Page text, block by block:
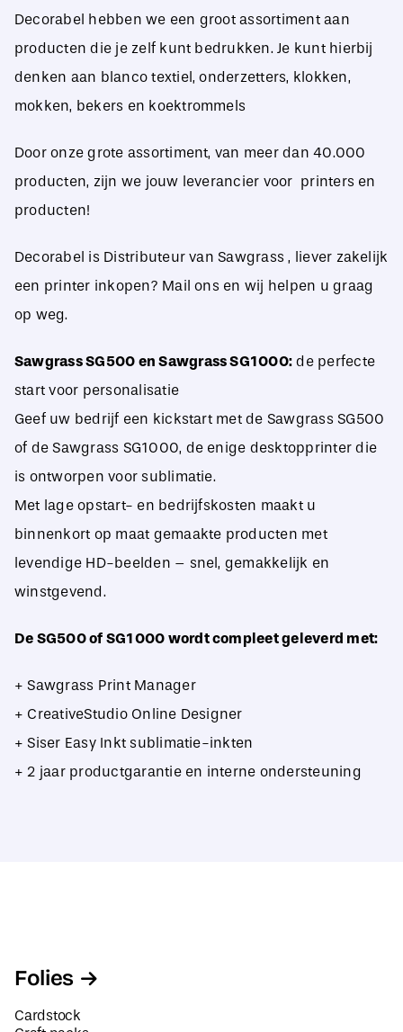
Decorabel hebben we een groot assortiment aan
producten die je zelf kunt bedrukken. Je kunt hierbij
denken aan blanco textiel, onderzetters, klokken,
mokken, bekers en koektrommels
Door onze grote assortiment, van meer dan 40.000
producten, zijn we jouw leverancier voor printers en
producten!
Decorabel is Distributeur van Sawgrass , liever zakelijk
een printer inkopen? Mail ons en wij helpen u graag
op weg.
Sawgrass SG500 en Sawgrass SG1000: de perfecte
start voor personalisatie
Geef uw bedrijf een kickstart met de Sawgrass SG500
of de Sawgrass SG1000, de enige desktopprinter die
is ontworpen voor sublimatie.
Met lage opstart- en bedrijfskosten maakt u
binnenkort op maat gemaakte producten met
levendige HD-beelden – snel, gemakkelijk en
winstgevend.
De SG500 of SG1000 wordt compleet geleverd met:
+ Sawgrass Print Manager
+ CreativeStudio Online Designer
+ Siser Easy Inkt sublimatie-inkten
+ 2 jaar productgarantie en interne ondersteuning
Folies
Cardstock